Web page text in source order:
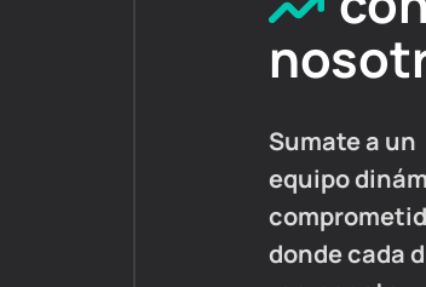
Sumate a un
equipo
donde cada